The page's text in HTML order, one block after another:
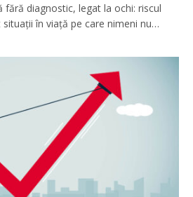
fără diagnostic, legat la ochi: riscul
situații în viață pe care nimeni nu…